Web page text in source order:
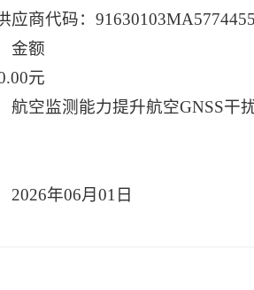
应商代码：
金额
元
航空监测能力提升航空GNSS干
2026年06月01日